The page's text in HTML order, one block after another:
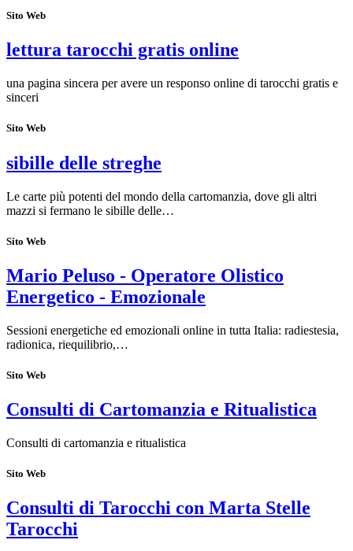
Sito Web
lettura tarocchi gratis online
una pagina sincera per avere un responso online di tarocchi gratis e
sinceri
Sito Web
sibille delle streghe
Le carte più potenti del mondo della cartomanzia, dove gli altri
mazzi si fermano le sibille delle…
Sito Web
Mario Peluso - Operatore Olistico
Energetico - Emozionale
Sessioni energetiche ed emozionali online in tutta Italia: radiestesia,
radionica, riequilibrio,…
Sito Web
Consulti di Cartomanzia e Ritualistica
Consulti di cartomanzia e ritualistica
Sito Web
Consulti di Tarocchi con Marta Stelle
Tarocchi